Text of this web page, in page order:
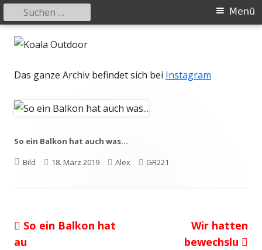
Springe
Inhalt
Koala Outdoor
Hier ist eine Übersicht meiner Wander- und Trekkingtouren
Primäres
Menü
Menü
Suchen
nach:
Das ganze Archiv befindet sich bei Instagram
So ein Balkon hat auch was…
Format
Bild
Veröffentlicht
18. März 2019 Autor
Alex Kategorien
GR221
Beitragsnavigation
Vorheriger
Beitrag:
So ein Balkon hat
au
Nächster
Beitrag
Wir hatten
bewechslu